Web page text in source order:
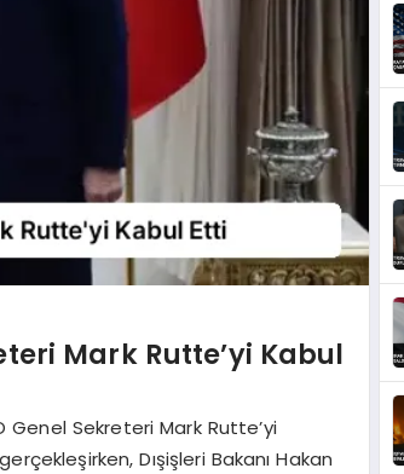
Mark Rutte’yi Kabul
Sekreteri Mark Rutte’yi
Dışişleri Bakanı Hakan